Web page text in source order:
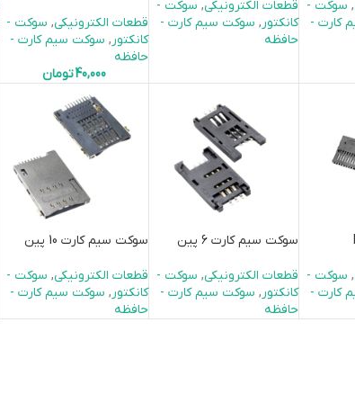
, سوكت -
کارت -
قطعات الکترونیکی, سوكت -
کانکتور , سوکت سیم کارت -
حافظه
قطعات الکترونیکی, سوكت -
کانکتور , سوکت سیم کارت -
حافظه
40,000تومان
, سوكت -
کارت -
سوکت سیم کارت 6 پین
قطعات الکترونیکی, سوكت -
کانکتور, سوکت سیم کارت -
حافظه
سوکت سیم کارت 10 پین
قطعات الکترونیکی, سوكت -
کانکتور, سوکت سیم کارت -
حافظه